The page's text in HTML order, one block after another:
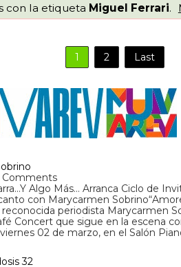
con la etiqueta Miguel Ferrari.
1 2 Last
Comments
Algo Más… Arranca Ciclo de
con Marycarmen
periodista Marycarmen
Concert que sigue en la escena
02 de marzo, en el Salón
32